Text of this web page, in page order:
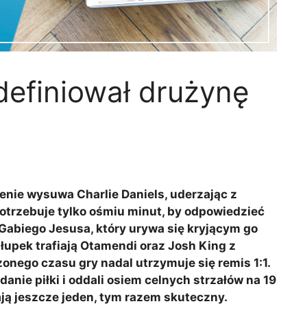
drużynę
wysuwa Charlie Daniels, uderzając z
tylko ośmiu minut, by odpowiedzieć
Jesusa, który urywa się kryjącym go
trafiają Otamendi oraz Josh King z
czasu gry nadal utrzymuje się remis 1:1.
piłki i oddali osiem celnych strzałów na 19
jeszcze jeden, tym razem skuteczny.